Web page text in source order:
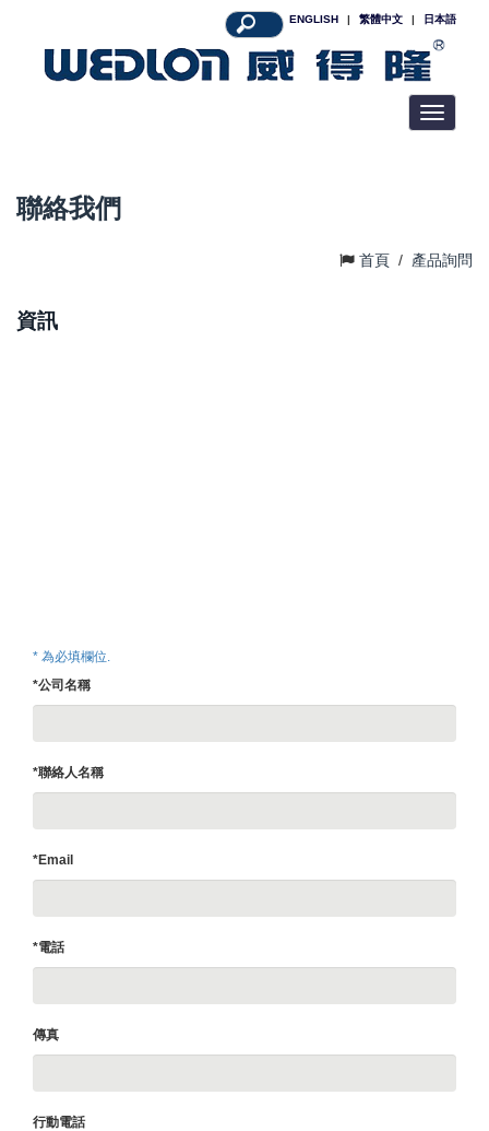
ENGLISH | 繁體中文 | 日本語
Toggle
聯絡我們
首頁 / 產品詢問
資訊
* 為必填欄位.
*公司名稱
*聯絡人名稱
*Email
*電話
傳真
行動電話